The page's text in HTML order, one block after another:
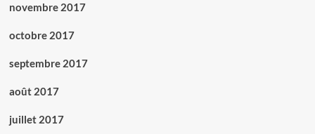
novembre 2017
octobre 2017
septembre 2017
août 2017
juillet 2017